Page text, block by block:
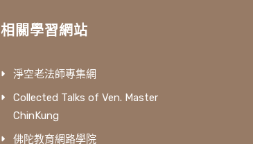
相關學習網站
淨空老法師專集網
Collected Talks of Ven. Master
ChinKung
佛陀教育網路學院